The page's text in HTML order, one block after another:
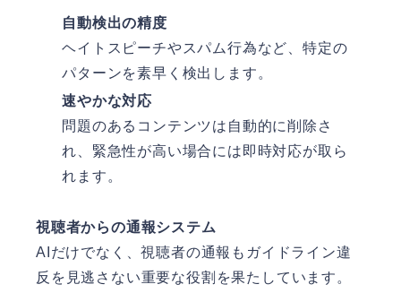
自動検出の精度
ヘイトスピーチやスパム行為など、特定の
パターンを素早く検出します。
速やかな対応
問題のあるコンテンツは自動的に削除さ
れ、緊急性が高い場合には即時対応が取ら
れます。
視聴者からの通報システム
AIだけでなく、視聴者の通報もガイドライン違
反を見逃さない重要な役割を果たしています。